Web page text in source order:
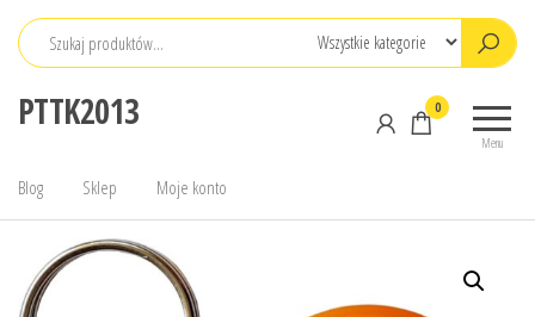
Przejdź
PTTK2013
Menu
0
Blog Sklep Moje konto